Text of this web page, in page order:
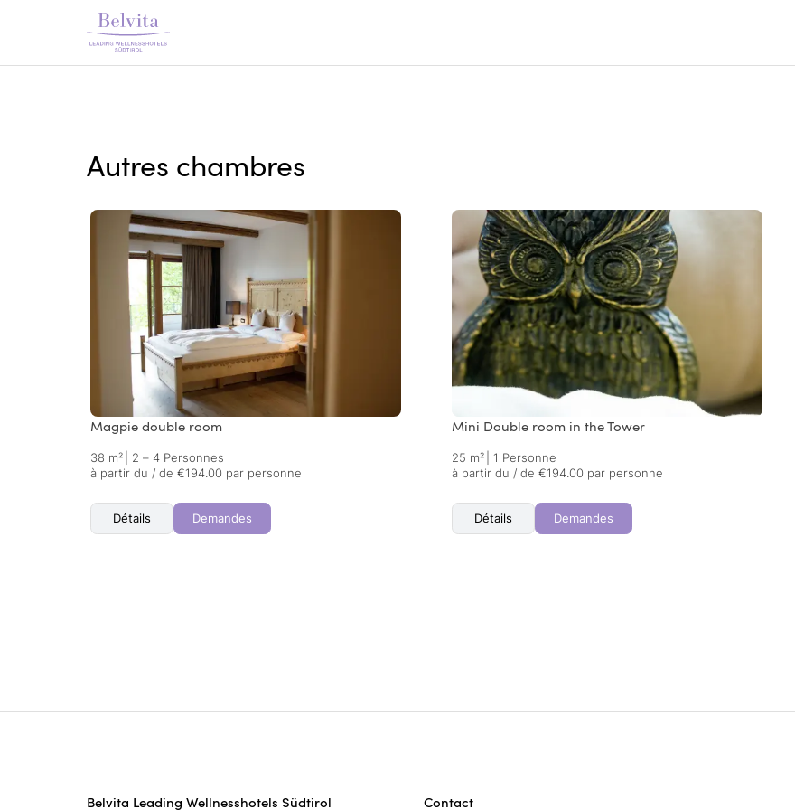
Autres chambres
Magpie double room
38 m²
2 – 4 Personnes
à partir du / de €194.00 par personne
Détails Demandes
Mini Double room in the Tower
25 m²
1 Personne
à partir du / de €194.00 par personne
Détails Demandes
Belvita Leading Wellnesshotels Südtirol Contact